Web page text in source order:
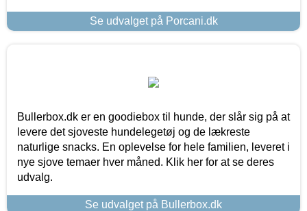
Se udvalget på Porcani.dk
Bullerbox.dk er en goodiebox til hunde, der slår sig på at
levere det sjoveste hundelegetøj og de lækreste
naturlige snacks. En oplevelse for hele familien, leveret i
nye sjove temaer hver måned. Klik her for at se deres
udvalg.
Se udvalget på Bullerbox.dk